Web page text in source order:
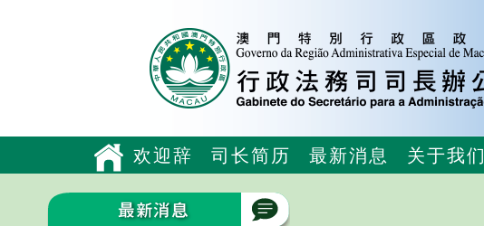
欢迎辞 司长简历 最新消息 关于我们